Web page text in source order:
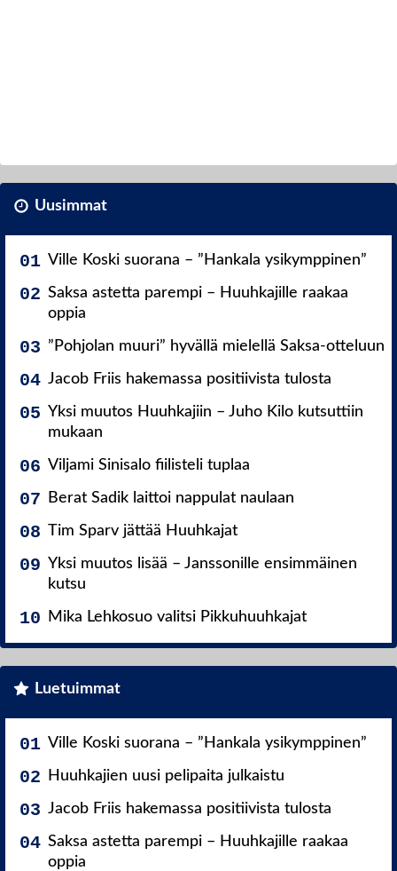
Uusimmat
Ville Koski suorana – ”Hankala ysikymppinen”
Saksa astetta parempi – Huuhkajille raakaa
oppia
”Pohjolan muuri” hyvällä mielellä Saksa-otteluun
Jacob Friis hakemassa positiivista tulosta
Yksi muutos Huuhkajiin – Juho Kilo kutsuttiin
mukaan
Viljami Sinisalo fiilisteli tuplaa
Berat Sadik laittoi nappulat naulaan
Tim Sparv jättää Huuhkajat
Yksi muutos lisää – Janssonille ensimmäinen
kutsu
Mika Lehkosuo valitsi Pikkuhuuhkajat
Luetuimmat
Ville Koski suorana – ”Hankala ysikymppinen”
Huuhkajien uusi pelipaita julkaistu
Jacob Friis hakemassa positiivista tulosta
Saksa astetta parempi – Huuhkajille raakaa
oppia